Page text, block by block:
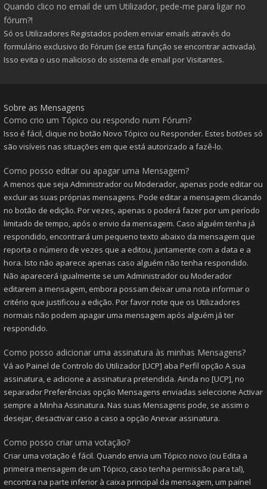
Quando clico no email de um Utilizador, pede-me para ligar no
fórum?!
Só os Utilizadores Registados podem enviar emails através do
formulário exclusivo do Fórum (se esta função se encontrar activada).
Isso evita o uso malicioso do sistema de email por Visitantes.
Sobre as Mensagens
Como crio um Tópico ou respondo num Fórum?
Isso é fácil, clique no botão Novo Tópico ou Responder. Estes botões só
são visíveis nas situações em que está autorizado a fazê-lo.
Como posso editar ou apagar uma Mensagem?
A menos que seja Administrador ou Moderador, apenas pode editar ou
excluir as suas próprias mensagens. Pode editar a mensagem clicando
no botão de edição. Por vezes, apenas o poderá fazer por um período
limitado de tempo, após o envio da mensagem. Caso alguém tenha já
respondido, encontrará um pequeno texto abaixo da mensagem que
reporta o número de vezes que a editou, juntamente com a data e a
hora. Isto não aparece apenas caso alguém não tenha respondido.
Não aparecerá igualmente se um Administrador ou Moderador
editarem a mensagem, embora possam deixar uma nota informar o
critério que justificou a edição. Por favor note que os Utilizadores
normais não podem apagar uma mensagem após alguém já ter
respondido.
Como posso adicionar uma assinatura às minhas Mensagens?
Vá ao Painel de Controlo do Utilizador [UCP] aba Perfil opção A sua
assinatura, e adicione a assinatura pretendida. Ainda no [UCP], no
separador Preferências opção Mensagens enviadas seleccione Activar
sempre a Minha Assinatura. Nas suas Mensagens pode, se assim o
desejar, desactivar caso a caso a opção Anexar assinatura.
Como posso criar uma votação?
Criar uma votação é fácil. Quando envia um Tópico novo (ou Edita a
primeira mensagem de um Tópico, caso tenha permissão para tal),
encontra na parte inferior à caixa principal da mensagem, um painel